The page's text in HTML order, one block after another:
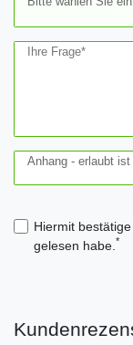
Ihre Frage*
Anhang - erlaubt
Hiermit
gelesen habe. *